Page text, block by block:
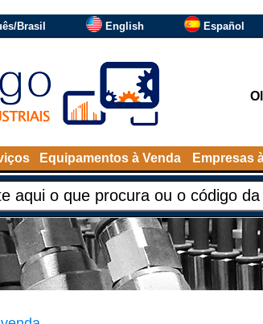
Brasil English Español
Equipamentos à Venda Empresas